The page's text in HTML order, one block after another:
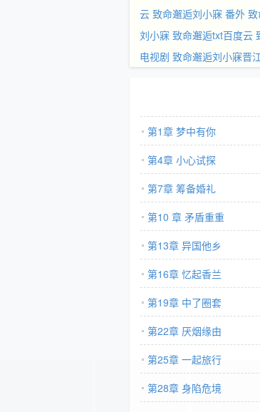
云 致命邂逅刘小寐 番外
刘小寐 致命邂逅txt百度云
电视剧 致命邂逅刘小寐晋
第1章 梦中有你
第4章 小心试探
第7章 筹备婚礼
第10 章 矛盾重重
第13章 异国他乡
第16章 忆起香兰
第19章 中了圈套
第22章 厌烟缘由
第25章 一起旅行
第28章 身陷危境